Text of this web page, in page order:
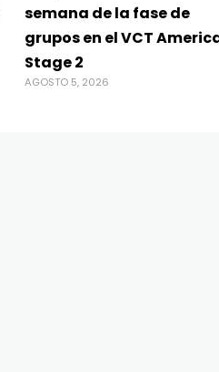
semana de la fase de
grupos en el VCT
Stage 2
AGOSTO 5, 2026